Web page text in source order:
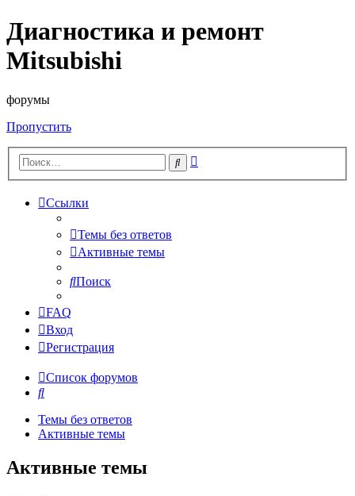
Диагностика и ремонт
Mitsubishi
форумы
Пропустить
Поиск
Ссылки
Темы без ответов
Активные темы
Поиск
FAQ
Вход
Регистрация
Список форумов
Поиск
Темы без ответов
Активные темы
Активные темы